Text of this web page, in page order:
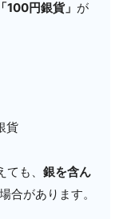
100円銀貨」 が
貨
も、 銀を含ん
合があります。